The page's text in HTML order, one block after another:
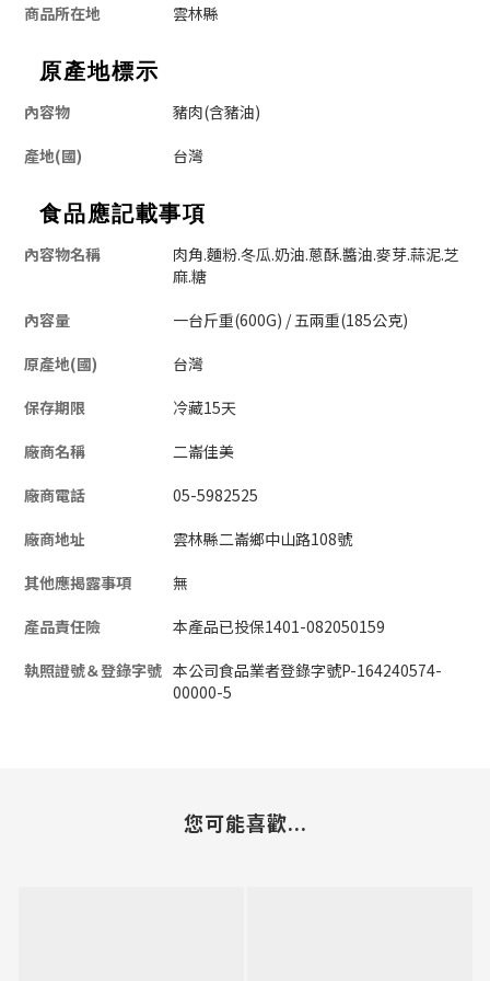
商品所在地 雲林縣
原產地標示
內容物
豬肉(含豬油)
產地(國)
台灣
食品應記載事項
內容物名稱
肉角.麵粉.冬瓜.奶油.蔥酥.醬油.麥芽.蒜泥.芝
麻.糖
內容量
一台斤重(600G) / 五兩重(185公克)
原產地(國)
台灣
保存期限
冷藏15天
廠商名稱
二崙佳美
廠商電話
05-5982525
廠商地址
雲林縣二崙鄉中山路108號
其他應揭露事項
無
產品責任險
本產品已投保1401-082050159
執照證號＆登錄字號 本公司食品業者登錄字號P-164240574-
00000-5
您可能喜歡...